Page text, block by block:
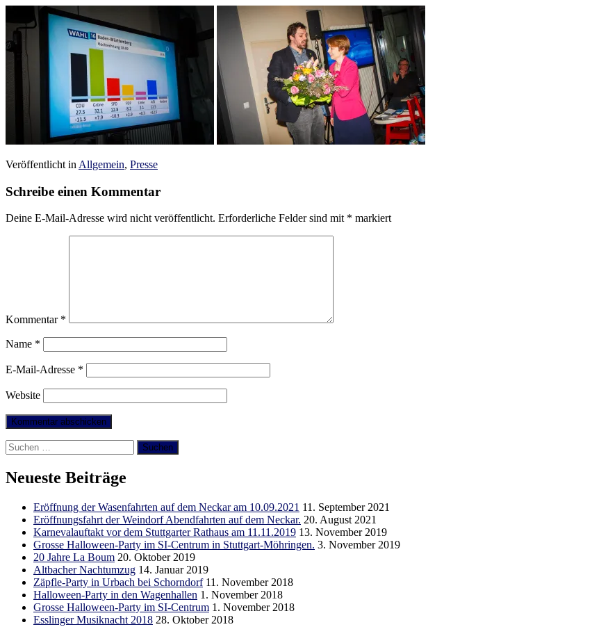
Veröffentlicht in Allgemein, Presse
Schreibe einen Kommentar
Deine E-Mail-Adresse wird nicht veröffentlicht. Erforderliche Felder sind mit * markiert
Kommentar *
Name *
E-Mail-Adresse *
Website
Suchen
nach:
Neueste Beiträge
Eröffnung der Wasenfahrten auf dem Neckar am 10.09.2021 11. September 2021
Eröffnungsfahrt der Weindorf Abendfahrten auf dem Neckar. 20. August 2021
Karnevalauftakt vor dem Stuttgarter Rathaus am 11.11.2019 13. November 2019
Grosse Halloween-Party im SI-Centrum in Stuttgart-Möhringen. 3. November 2019
20 Jahre La Boum 20. Oktober 2019
Altbacher Nachtumzug 14. Januar 2019
Zäpfle-Party in Urbach bei Schorndorf 11. November 2018
Halloween-Party in den Wagenhallen 1. November 2018
Grosse Halloween-Party im SI-Centrum 1. November 2018
Esslinger Musiknacht 2018 28. Oktober 2018